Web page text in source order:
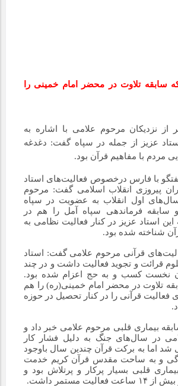
سابقه تلاوت در محضر امام خمینی را
از نزدیکان مرحوم علامی با اشاره به
عزیز از جمله در سپاه گفت: دغدغه
مردم با مفاهیم قرآن بود.
با فارس درخصوص فعالیت‌های استاد
پیروزی انقلاب اسلامی گفت: مرحوم
اول انقلاب به عضویت در سپاه
و سابقه فرماندهی سپاه آمل را هم در
این استاد عزیز در کنار فعالیت نظامی به
شناخته شده بود.
قرآنی مرحوم علامی گفت: استاد
قرائت و تجوید فعالیت داشت و در چند
نخست کسب و به حج اعزام شده بود.
تلاوت در محضر امام خمینی(ره) را هم
فعالیت قرآنی را در کنار تحصیل در حوزه
بیماری قلبی مرحوم علامی خبر داد و
در سال‌های جنگ به دلیل فشار کار
شد اما به برکت قرآن چندین سال باوجود
و به ساحت مقدس قرآن کریم خدمت
قلبی بسیار پرکار و پرتلاش بود و
مستمر داشت.